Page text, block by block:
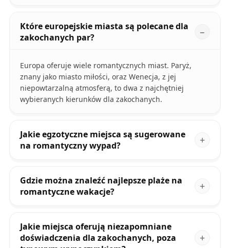
Które europejskie miasta są polecane dla
zakochanych par?
Europa oferuje wiele romantycznych miast. Paryż,
znany jako miasto miłości, oraz Wenecja, z jej
niepowtarzalną atmosferą, to dwa z najchętniej
wybieranych kierunków dla zakochanych.
Jakie egzotyczne miejsca są sugerowane
na romantyczny wypad?
Gdzie można znaleźć najlepsze plaże na
romantyczne wakacje?
Jakie miejsca oferują niezapomniane
doświadczenia dla zakochanych, poza